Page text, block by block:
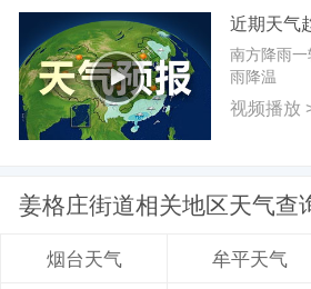
近期天气
南方降雨
雨降温
视频播放
姜格庄街道相关地区天气查
烟台天气 牟平天气